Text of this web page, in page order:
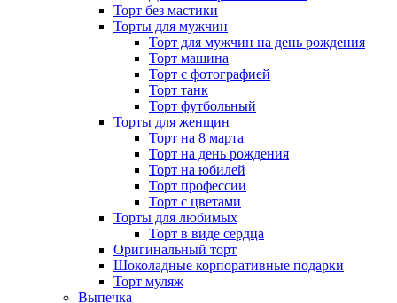
Торт без мастики
Торты для мужчин
Торт для мужчин на день рождения
Торт машина
Торт с фотографией
Торт танк
Торт футбольный
Торты для женщин
Торт на 8 марта
Торт на день рождения
Торт на юбилей
Торт профессии
Торт с цветами
Торты для любимых
Торт в виде сердца
Оригинальный торт
Шоколадные корпоративные подарки
Торт муляж
Выпечка